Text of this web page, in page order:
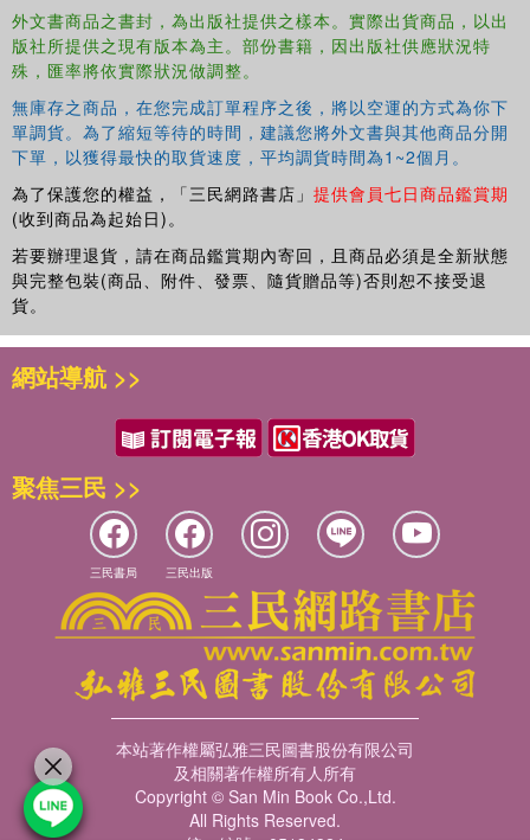
外文書商品之書封，為出版社提供之樣本。實際出貨商品，以出
版社所提供之現有版本為主。部份書籍，因出版社供應狀況特
殊，匯率將依實際狀況做調整。
無庫存之商品，在您完成訂單程序之後，將以空運的方式為你下
單調貨。為了縮短等待的時間，建議您將外文書與其他商品分開
下單，以獲得最快的取貨速度，平均調貨時間為1~2個月。
為了保護您的權益，「三民網路書店」 提供會員七日商品鑑賞期
(收到商品為起始日)。
若要辦理退貨，請在商品鑑賞期內寄回，且商品必須是全新狀態
與完整包裝(商品、附件、發票、隨貨贈品等)否則恕不接受退
貨。
網站導航 >>
聚焦三民 >>
三民書局 三民出版
本站著作權屬弘雅三民圖書股份有限公司
及相關著作權所有人所有
Copyright © San Min Book Co.,Ltd.
All Rights Reserved.